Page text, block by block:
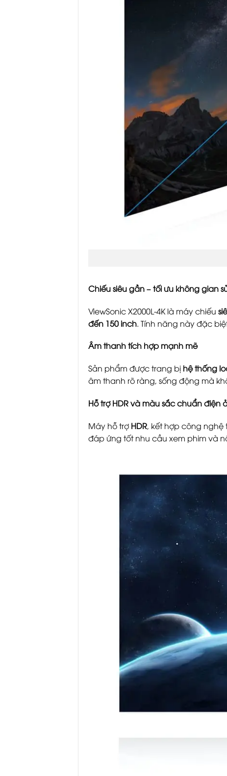
Chiếu siêu gần – tối ưu không gian
ViewSonic X2000L-4K là máy chiếu
đến 150 inch. Tính năng này đặc
Âm thanh tích hợp mạnh mẽ
Sản phẩm được trang bị hệ thống
âm thanh rõ ràng, sống động mà
Hỗ trợ HDR và màu sắc chuẩn điện
Máy hỗ trợ HDR, kết hợp công nghệ
đáp ứng tốt nhu cầu xem phim và